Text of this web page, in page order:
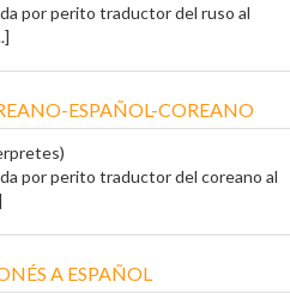
por perito traductor del ruso al
ESPAÑOL-COREANO
por perito traductor del coreano al
A ESPAÑOL